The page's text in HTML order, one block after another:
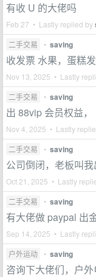
有收 U 的大佬吗
Feb 27 • Lastly replied by
二手交易 • saving
收发票 水果，蛋糕
Nov 13, 2025 • Lastly
二手交易 • saving
出 88vip 会员权益
Nov 4, 2025 • Lastly
二手交易 • saving
公司倒闭，老板叫
Oct 21, 2025 • Lastly
二手交易 • saving
有大佬做 paypal 出
Sep 14, 2025 • Lastly
户外运动 • saving
咨询下大佬们，户